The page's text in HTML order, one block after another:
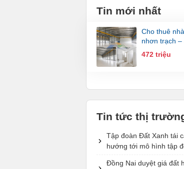
Tin mới nhất
cho thuê nhà xưởng chất lượng cao tại
nhơn trạch –
472 triệu
Tin tức thị
Tập đoàn Đất Xanh tái
hướng tới mô hình tập
Đồng Nai duyệt giá đất